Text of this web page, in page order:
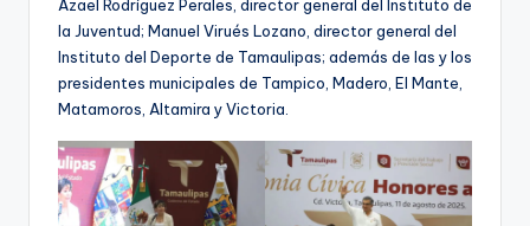
Azael Rodríguez Perales, director general del Instituto de
la Juventud; Manuel Virués Lozano, director general del
Instituto del Deporte de Tamaulipas; además de las y los
presidentes municipales de Tampico, Madero, El Mante,
Matamoros, Altamira y Victoria.